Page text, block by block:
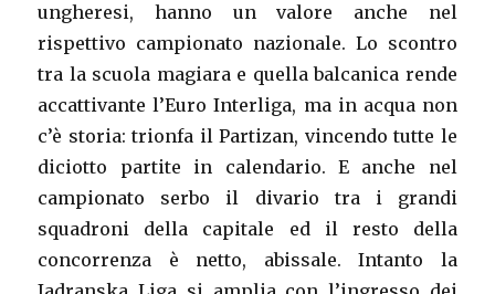
ungheresi, hanno un valore anche nel
rispettivo campionato nazionale. Lo scontro
tra la scuola magiara e quella balcanica rende
accattivante l’Euro Interliga, ma in acqua non
c’è storia: trionfa il Partizan, vincendo tutte le
diciotto partite in calendario. E anche nel
campionato serbo il divario tra i grandi
squadroni della capitale ed il resto della
concorrenza è netto, abissale. Intanto la